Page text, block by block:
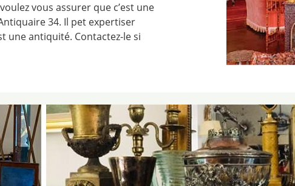
vous assurer que c’est une
34. Il pet expertiser
une antiquité. Contactez-le si